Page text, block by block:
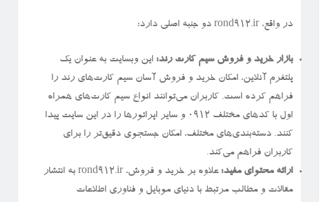
در واقع، rond912.ir دو جنبه اصلی دارد:
بازار خرید و فروش سیم کارت رند: این وبسایت به عنوان یک
پلتفرم آنلاین، امکان خرید و فروش آسان سیم کارت‌های رند را
فراهم کرده است. کاربران می‌توانند انواع سیم کارت‌های همراه
اول با کدهای مختلف ۰۹۱۲ و سایر اپراتورها را در این سایت پیدا
کنند. دسته‌بندی‌های مختلف، امکان جستجوی دقیق‌تر را برای
کاربران فراهم می‌کند.
ارائه محتوای مفید:
علاوه بر خرید و فروش، rond912.ir به انتشار
مقالات و مطالب مرتبط با دنیای موبایل و فناوری اطلاعات